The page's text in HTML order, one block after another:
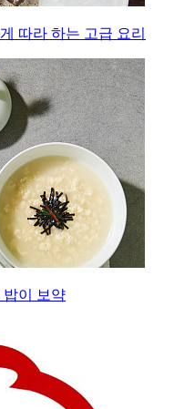
따라 하는 고급 요리
이 보약